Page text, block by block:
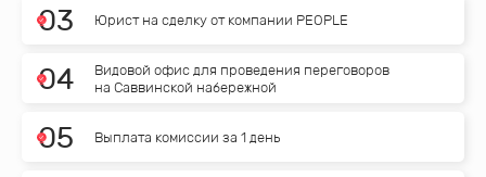
03 Юрист на сделку от компании PEOPLE
04
Видовой офис для проведения переговоров
на Саввинской набережной
05 Выплата комиссии за 1 день